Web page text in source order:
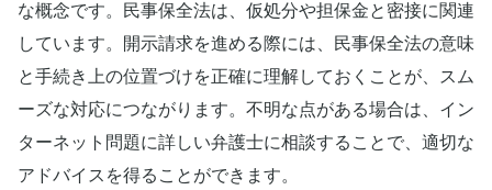
な概念です。民事保全法は、仮処分や担保金と密接に関連
しています。開示請求を進める際には、民事保全法の意味
と手続き上の位置づけを正確に理解しておくことが、スム
ーズな対応につながります。不明な点がある場合は、イン
ターネット問題に詳しい弁護士に相談することで、適切な
アドバイスを得ることができます。